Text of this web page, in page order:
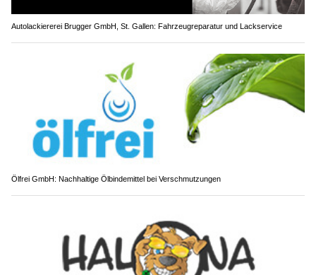
Autolackiererei Brugger GmbH, St. Gallen: Fahrzeugreparatur und Lackservice
Ölfrei GmbH: Nachhaltige Ölbindemittel bei Verschmutzungen